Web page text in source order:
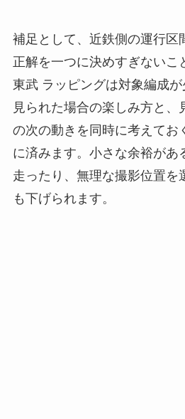
補足として、近鉄側の運行区
正解を一つに決めすぎないこ
東武 ラッピングは対象編成が
見られた場合の楽しみ方と、
の次の動きを同時に考えてお
に済みます。小さな余裕があ
走ったり、無理な撮影位置を
も下げられます。